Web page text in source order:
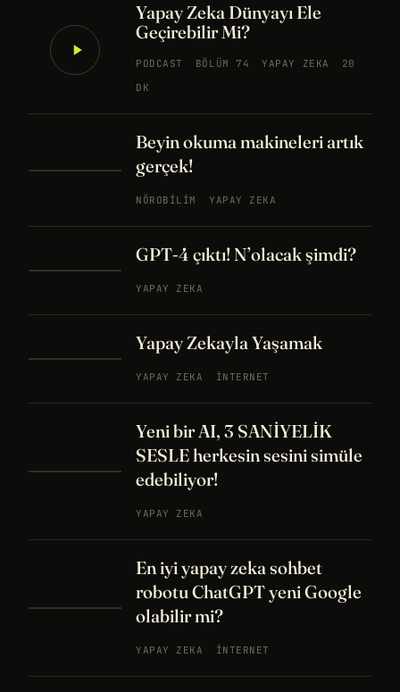
Yapay Zeka Dünyayı Ele
Geçirebilir Mi?
PODCAST BÖLÜM 74 YAPAY ZEKA
20
DK
Beyin okuma makineleri artık
gerçek!
NÖROBILIM YAPAY ZEKA
GPT-4 çıktı! N’olacak şimdi?
YAPAY ZEKA
Yapay Zekayla Yaşamak
YAPAY ZEKA İNTERNET
Yeni bir AI, 3 SANİYELİK
SESLE herkesin sesini simüle
edebiliyor!
YAPAY ZEKA
En iyi yapay zeka sohbet
robotu ChatGPT yeni Google
olabilir mi?
YAPAY ZEKA İNTERNET